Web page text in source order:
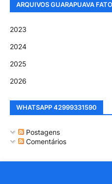
ARQUIVOS GUARAPUAVA
2023
2024
2025
2026
WHATSAPP 42999331590
Postagens
Comentários